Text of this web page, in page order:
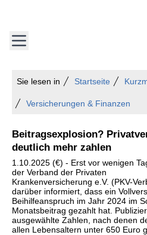
Sie lesen in Startseite
Versicherungen & Finanzen
Beitragsexplosion?
deutlich mehr zahlen
1.10.2025 (€) - Erst vor wenigen
der Verband der Privaten
Krankenversicherung e.V. (PKV-
darüber informiert, dass ein
Beihilfeanspruch im Jahr 2024 im
Monatsbeitrag gezahlt hat.
ausgewählte Zahlen, nach denen
allen Lebensaltern unter 650 Euro